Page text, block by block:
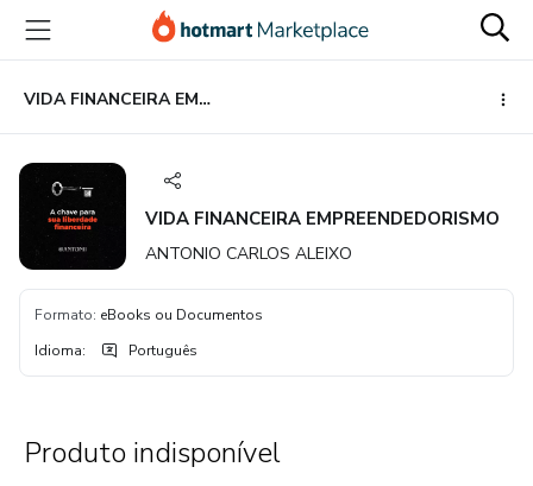
para
conteúdo
principal
para
pagamento
para
rodapé
VIDA FINANCEIRA EMPREENDEDORISMO
VIDA FINANCEIRA EMPREENDEDORISMO
ANTONIO CARLOS ALEIXO
Formato: eBooks ou Documentos
Idioma: Português
Produto indisponível